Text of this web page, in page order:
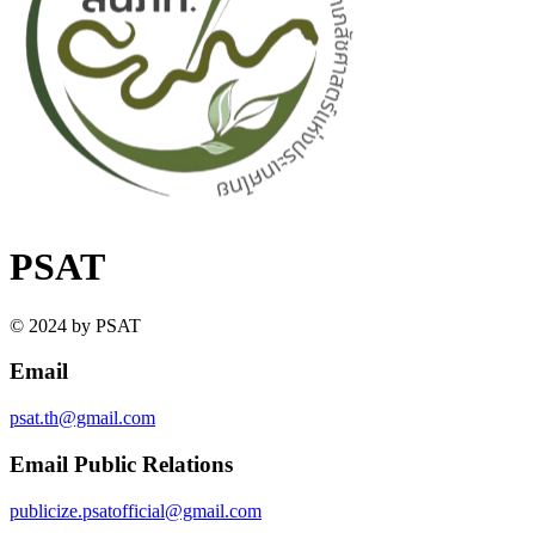
PSAT
© 2024 by PSAT
Email
psat.th@gmail.com
Email Public Relations
publicize.psatofficial@gmail.com